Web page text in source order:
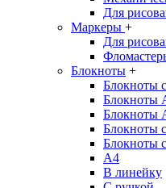
Для
Маркеры +
Для
Блокноты +
Блокноты
Блокноты
Блокноты
Блокноты
Блокноты
A4
В линейку